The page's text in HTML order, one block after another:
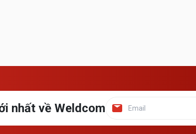
nhất về Weldcom